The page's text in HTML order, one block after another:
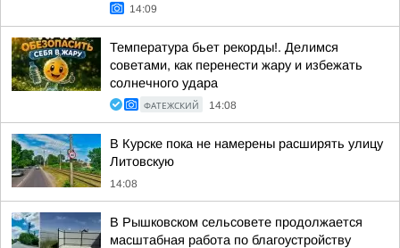
14:09
Температура бьет рекорды!. Делимся
советами, как перенести жару и избежать
солнечного удара
ФАТЕЖСКИЙ 14:08
В Курске пока не намерены расширять улицу
Литовскую
14:08
В Рышковском сельсовете продолжается
масштабная работа по благоустройству